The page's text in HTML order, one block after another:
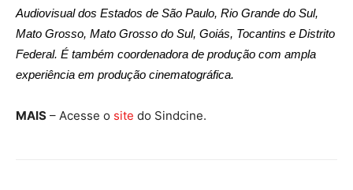
Audiovisual dos Estados de São Paulo, Rio Grande do Sul,
Mato Grosso, Mato Grosso do Sul, Goiás, Tocantins e Distrito
Federal. É também coordenadora de produção com ampla
experiência em produção cinematográfica.
MAIS – Acesse o site do Sindcine.